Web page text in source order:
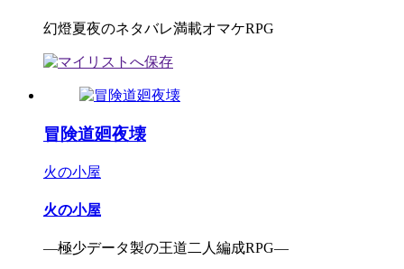
幻燈夏夜のネタバレ満載オマケRPG
冒険道廻夜壊
火の小屋
火の小屋
―極少データ製の王道二人編成RPG―